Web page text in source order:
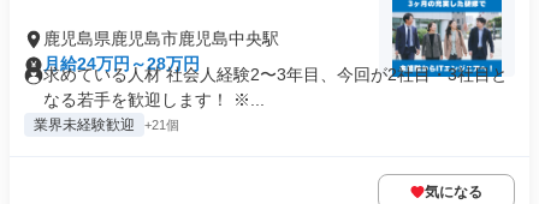
鹿児島県鹿児島市鹿児島中央駅
月給24万円～28万円
求めている人材 社会人経験2〜3年目、今回が2社目・3社目と
なる若手を歓迎します！ ※...
業界未経験歓迎 +21個
気になる